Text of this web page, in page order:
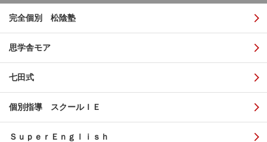
完全個別 松陰塾
思学舎モア
七田式
個別指導 スクールＩＥ
ＳｕｐｅｒＥｎｇｌｉｓｈ